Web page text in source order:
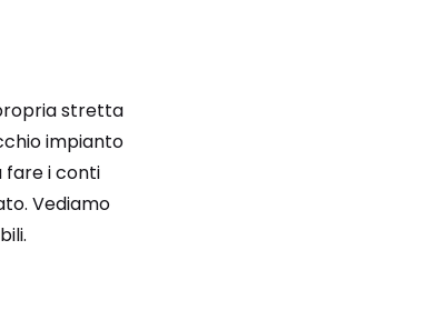
stretta
impianto
fare i conti
Vediamo